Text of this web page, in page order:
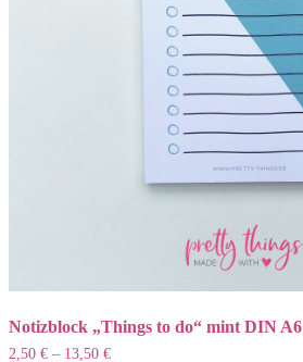
werden
Notizblock „Things to do“ mint DIN A6
2,50 € – 13,50 €